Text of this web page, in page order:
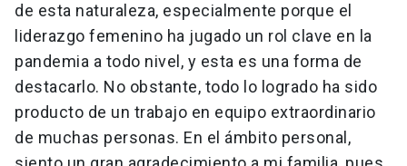
de esta naturaleza, especialmente porque el
liderazgo femenino ha jugado un rol clave en la
pandemia a todo nivel, y esta es una forma de
destacarlo. No obstante, todo lo logrado ha sido
producto de un trabajo en equipo extraordinario
de muchas personas. En el ámbito personal,